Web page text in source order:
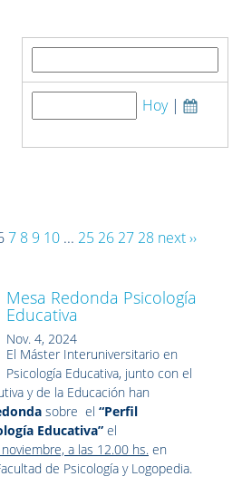
Hoy|
7 8 9 10... 25 26 27 28 next ››
Mesa Redonda Psicología
Educativa
Nov. 4, 2024
El Máster Interuniversitario en
Psicología Educativa, junto con el
y de la Educación han
sobre el “Perfil
Educativa” el
a las 12.00 hs. en
de Psicología y Logopedia.